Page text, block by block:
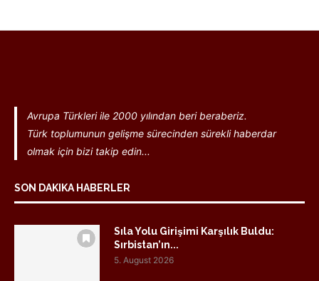
Avrupa Türkleri ile 2000 yılından beri beraberiz.
Türk toplumunun gelişme sürecinden sürekli haberdar
olmak için bizi takip edin...
SON DAKIKA HABERLER
Sıla Yolu Girişimi Karşılık Buldu:
Sırbistan’ın...
5. August 2026